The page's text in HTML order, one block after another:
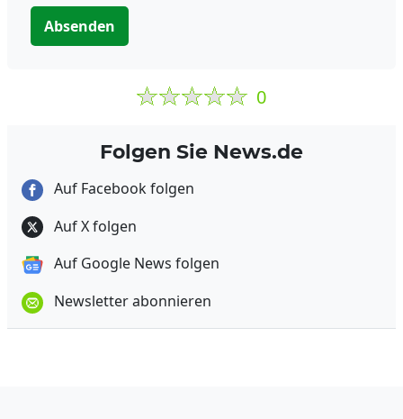
Absenden
0
Folgen Sie News.de
Auf Facebook folgen
Auf X folgen
Auf Google News folgen
Newsletter abonnieren